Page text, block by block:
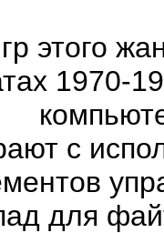
этого
1970-
с
для